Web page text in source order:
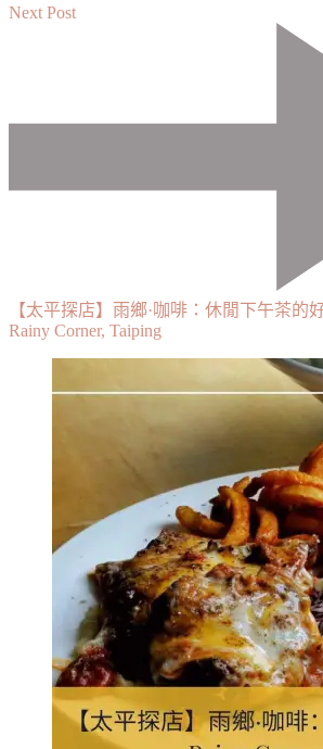
Next Post
【太平探店】雨鄉·咖啡：休閒下午茶的
Rainy Corner, Taiping